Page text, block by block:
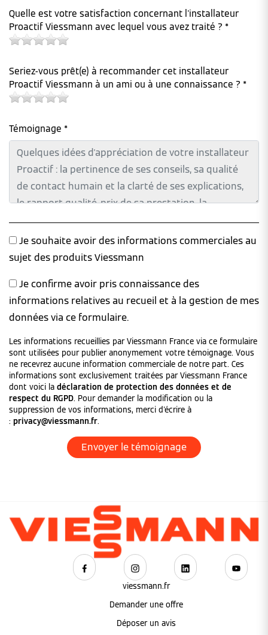
Quelle est votre satisfaction concernant l'installateur
Proactif Viessmann avec lequel vous avez traité ? *
Seriez-vous prêt(e) à recommander cet installateur
Proactif Viessmann à un ami ou à une connaissance ? *
Témoignage *
Je souhaite avoir des informations commerciales au
sujet des produits Viessmann
Je confirme avoir pris connaissance des
informations relatives au recueil et à la gestion de mes
données via ce formulaire.
Les informations recueillies par Viessmann France via ce formulaire
sont utilisées pour publier anonymement votre témoignage. Vous
ne recevrez aucune information commerciale de notre part. Ces
informations sont exclusivement traitées par Viessmann France
dont voici la déclaration de protection des données et de
respect du RGPD. Pour demander la modification ou la
suppression de vos informations, merci d'écrire à
: privacy@viessmann.fr.
viessmann.fr
Demander une offre
Déposer un avis